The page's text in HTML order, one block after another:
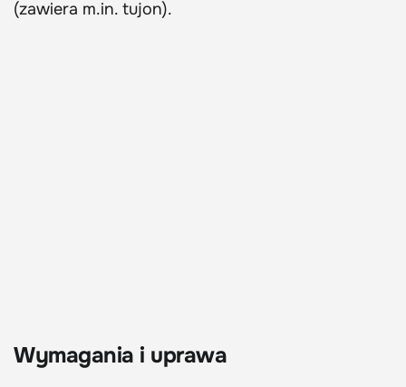
(zawiera m.in. tujon).
Wymagania i uprawa